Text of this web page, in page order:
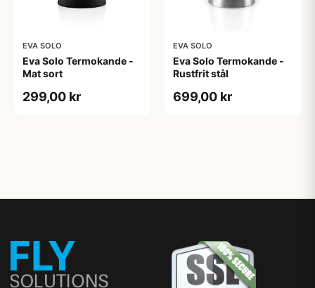
EVA SOLO
Eva Solo Termokande -
Mat sort
299,00 kr
EVA SOLO
Eva Solo Termokande -
Rustfrit stål
699,00 kr